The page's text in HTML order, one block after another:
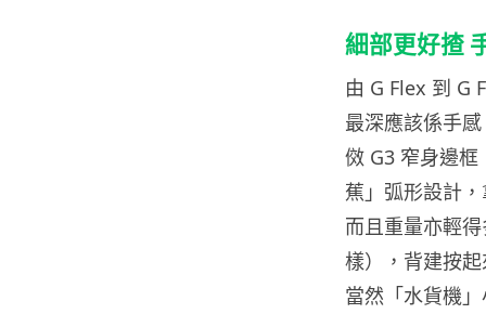
細部更好揸
由 G Flex 到 G
最深應該係手
傚 G3 窄身邊
蕉」弧形設計
而且重量亦輕
樣），背建按
當然「水貨機